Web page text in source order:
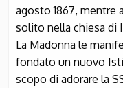
agosto 1867, mentre
solito nella chiesa di
La Madonna le
fondato un nuovo
scopo di adorare la